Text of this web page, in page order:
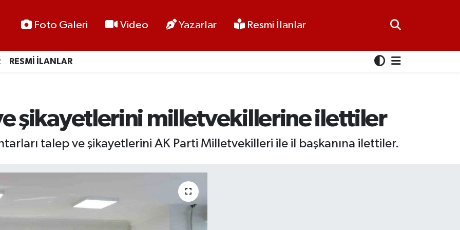
Foto Galeri Video Yazarlar Resmi İlanlar
RESMİ İLANLAR
şikayetlerini milletvekillerine ilettiler
talep ve şikayetlerini AK Parti Milletvekilleri ile il başkanına ilettiler.